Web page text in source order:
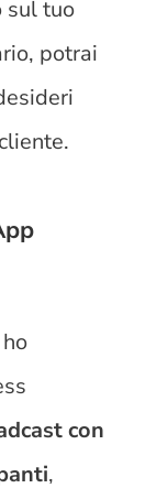
sul tuo
potrai
con
,